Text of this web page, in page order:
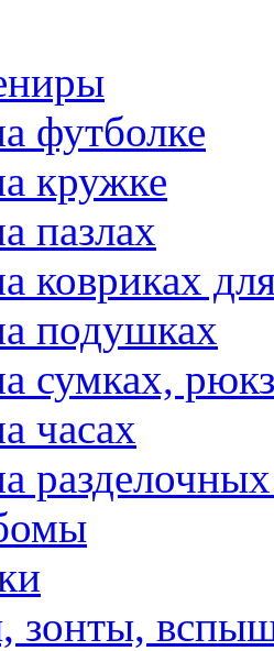
футболке
кружке
пазлах
ковриках
подушках
сумках,
часах
зонты,